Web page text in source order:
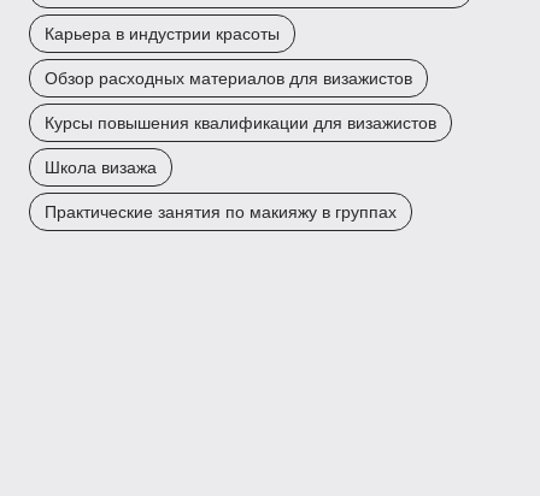
Карьера в индустрии красоты
Обзор расходных материалов для визажистов
Курсы повышения квалификации для визажистов
Школа визажа
Практические занятия по макияжу в группах